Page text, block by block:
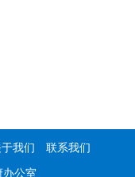
我们 联系我们
办公室